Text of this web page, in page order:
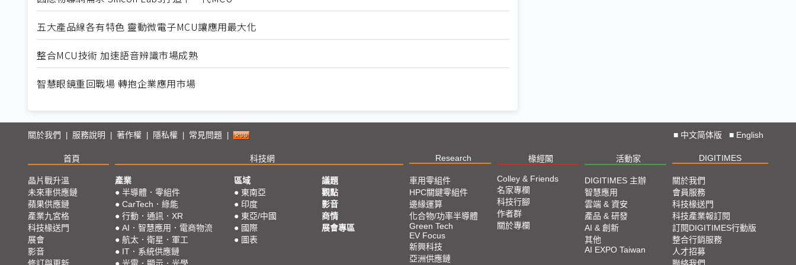
五大產品線各有特色 靈動微電子MCU讓應用最大化
整合MCU技術 加速語音辨識市場成熟
智慧眼鏡重回戰場 轉抱企業應用市場
關於我們 服務說明 著作權 隱私權 常見問題 ■ 中文简体版 ■ English
首頁 科技網 Research 椽經閣 活動家 DIGITIMES
晶片戰升溫
未來車供應鏈
蘋果供應鏈
產業九宮格
科技椽送門
展會
影音
產業
● 半導體．零組件
● CarTech．綠能
● 行動．通訊．XR
● AI．智慧應用．電商物流
● 航太．衛星．軍工
● IT．系統供應鏈
區域
● 東南亞
● 印度
● 東亞/中國
● 國際
● 圖表
議題
觀點
影音
商情
展會專區
車用零組件
HPC關鍵零組件
邊緣運算
化合物/功率半導體
Green Tech
EV Focus
新興科技
亞洲供應鏈
Colley & Friends
名家專欄
科技行腳
作者群
關於專欄
DIGITIMES 主辦
智慧應用
雲端 & 資安
產品 & 研發
AI & 創新
其他
AI EXPO Taiwan
關於我們
會員服務
科技椽送門
科技產業報訂閱
訂閱DIGITIMES行動版
整合行銷服務
人才招募